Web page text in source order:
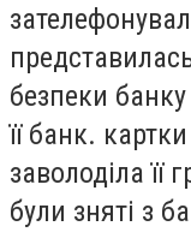
безпеки
її банк.
заволоділа її
були зняті з